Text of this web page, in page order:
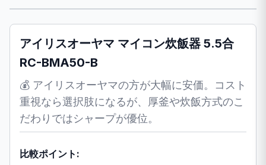
アイリスオーヤマ マイコン炊飯器 5.5合
RC-BMA50-B
💰 アイリスオーヤマの方が大幅に安価。コスト
重視なら選択肢になるが、厚釜や炊飯方式のこ
だわりではシャープが優位。
比較ポイント: